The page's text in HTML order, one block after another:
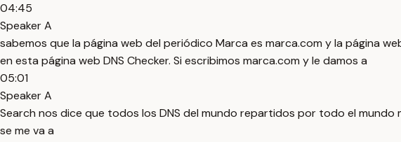
04:45
Speaker A
sabemos que la página web del periódico Marca es marca.com y la página
en esta página web DNS Checker. Si escribimos marca.com y le damos a
05:01
Speaker A
Search nos dice que todos los DNS del mundo repartidos por todo el mundo
se me va a